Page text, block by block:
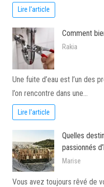
Lire l'article
Comment
Rakia
Une fuite d’eau est l’un des
l’on rencontre dans une…
Lire l'article
Quelles
passionnés
Marise
Vous avez toujours rêvé de